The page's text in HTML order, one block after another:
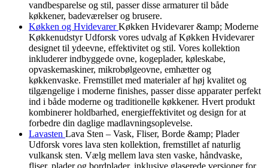
vandbesparelse og stil, passer disse armaturer til både
køkkener, badeværelser og brusere.
Køkken og HvidevarerKøkken Hvidevarer &amp; Moderne
Køkkenudstyr Udforsk vores udvalg af Køkken Hvidevarer
designet til ydeevne, effektivitet og stil. Vores kollektion
inkluderer indbyggede ovne, kogeplader, køleskabe,
opvaskemaskiner, mikrobølgeovne, emhætter og
køkkenvaske. Fremstillet med materialer af høj kvalitet og
tilgængelige i moderne finishes, passer disse apparater perfekt
ind i både moderne og traditionelle køkkener. Hvert produkt
kombinerer holdbarhed, energieffektivitet og design for at
forbedre din daglige madlavningsoplevelse.
Lavasten Lava Sten – Vask, Fliser, Borde &amp; Plader
Udforsk vores lava sten kollektion, fremstillet af naturlig
vulkansk sten. Vælg mellem lava sten vaske, håndvaske,
fliser, plader og bordplader, inklusive glaserede versioner for